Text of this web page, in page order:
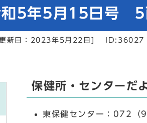
5年5月15日号 5
更新日：2023年5月22日] ID:36027
保健所・センターだ
東保健センター：072